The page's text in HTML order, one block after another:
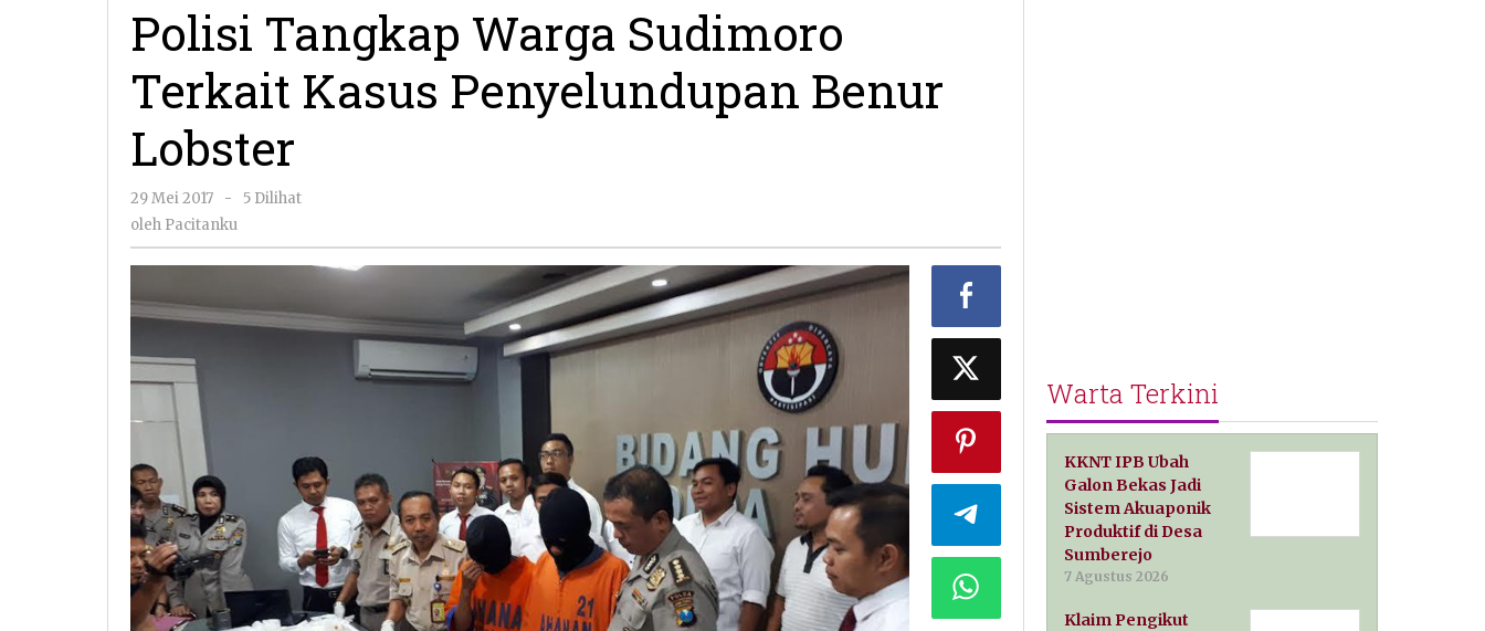
Sudimoro
Terkait
Kasus
Penyelundupan
Polisi Tangkap Warga Sudimoro
Terkait Kasus Penyelundupan Benur
Lobster
29 Mei 2017
oleh
Pacitanku
-
5 Dilihat
oleh Pacitanku
Warta Terkini
KKNT IPB Ubah
Galon Bekas Jadi
Sistem Akuaponik
Produktif di Desa
Sumberejo
7 Agustus 2026
Klaim Pengikut